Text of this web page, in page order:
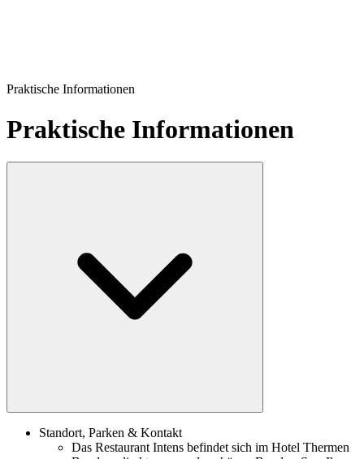
Praktische Informationen
Praktische Informationen
Standort, Parken & Kontakt
Das Restaurant Intens befindet sich im Hotel Thermen